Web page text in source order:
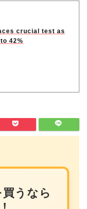
crucial test as
42%
うなら